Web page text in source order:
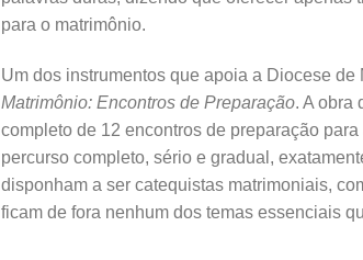
para o matrimônio.
Um dos instrumentos que apoia a Diocese
Matrimônio: Encontros de Preparação. A obra
completo de 12 encontros de preparação
percurso completo, sério e gradual,
disponham a ser catequistas matrimoniais,
ficam de fora nenhum dos temas essenciais